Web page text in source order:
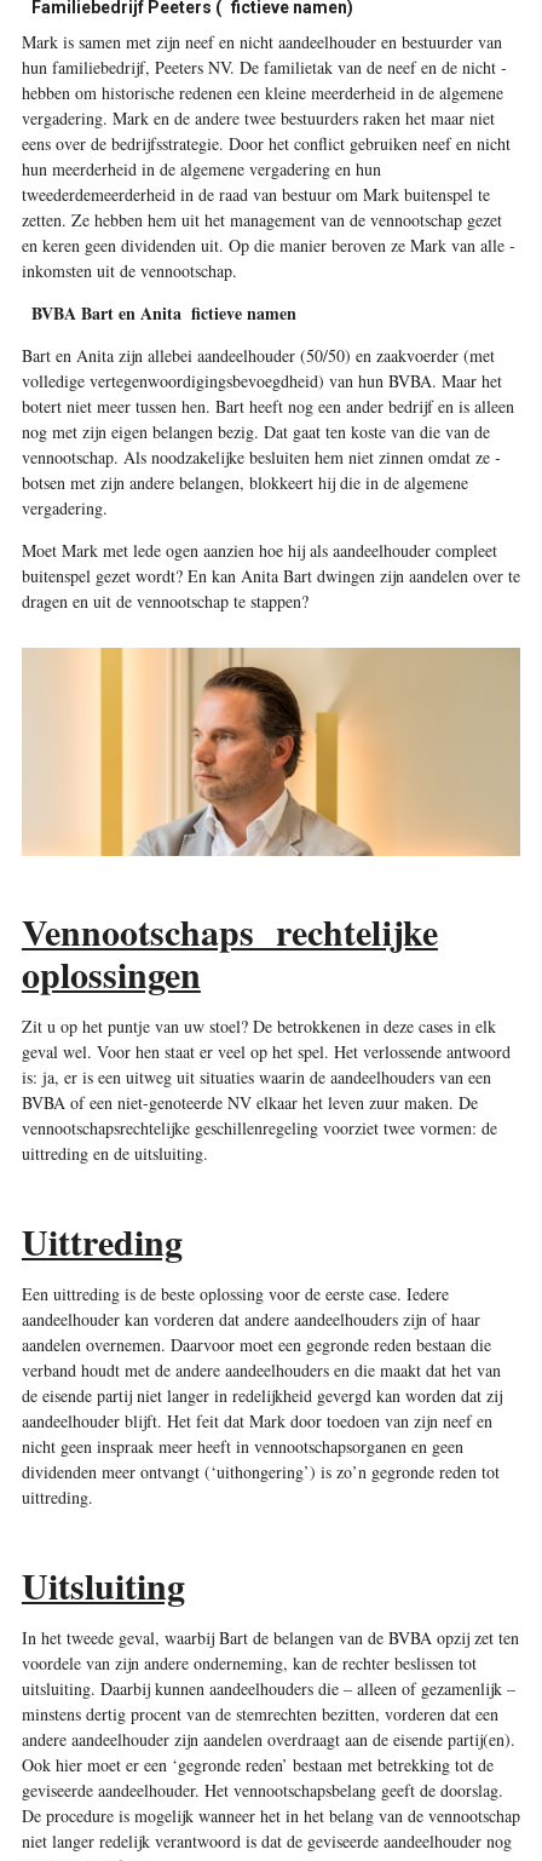
Familiebedrijf Peeters ( fictieve namen)
Mark is samen met zijn neef en nicht aandeelhouder en bestuurder van
hun familiebedrijf, Peeters NV. De familietak van de neef en de nicht ­
hebben om historische redenen een kleine meerderheid in de algemene
vergadering. Mark en de andere twee bestuurders raken het maar niet
eens over de bedrijfsstrategie. Door het conflict gebruiken neef en nicht
hun meerderheid in de algemene vergadering en hun
tweederdemeerderheid in de raad van bestuur om Mark buitenspel te
zetten. Ze hebben hem uit het management van de vennootschap gezet
en keren geen dividenden uit. Op die manier beroven ze Mark van alle ­
inkomsten uit de vennootschap.
BVBA Bart en Anita fictieve namen
Bart en Anita zijn allebei aandeelhouder (50/50) en zaakvoerder (met
volledige vertegenwoordigingsbevoegdheid) van hun BVBA. Maar het
botert niet meer tussen hen. Bart heeft nog een ander bedrijf en is alleen
nog met zijn eigen belangen bezig. Dat gaat ten koste van die van de
vennootschap. Als noodzakelijke besluiten hem niet zinnen omdat ze ­
botsen met zijn andere belangen, blokkeert hij die in de algemene
vergadering.
Moet Mark met lede ogen aanzien hoe hij als aandeelhouder compleet
buitenspel gezet wordt? En kan Anita Bart dwingen zijn ­aandelen over te
dragen en uit de ­vennootschap te stappen?
Vennootschaps rechtelijke
oplossingen
Zit u op het puntje van uw stoel? De betrokkenen in deze cases in elk
geval wel. Voor hen staat er veel op het spel. Het verlossende antwoord
is: ja, er is een uitweg uit ­situaties waarin de aandeelhouders van een
BVBA of een niet-genoteerde NV elkaar het leven zuur maken. De
vennootschapsrechtelijke geschillenregeling voorziet twee vormen: de
uittreding en de uitsluiting.
Uittreding
Een uittreding is de beste oplossing voor de eerste case. Iedere
aandeelhouder kan vorderen dat andere aandeelhouders zijn of haar
aandelen overnemen. Daarvoor moet een gegronde reden bestaan die
verband houdt met de andere aandeelhouders en die maakt dat het van
de eisende partij niet langer in redelijkheid gevergd kan worden dat zij
aandeelhouder blijft. Het feit dat Mark door toedoen van zijn neef en
nicht geen inspraak meer heeft in vennootschapsorganen en geen
dividenden meer ontvangt (‘uithongering’) is zo’n gegronde reden tot
uittreding.
Uitsluiting
In het tweede geval, waarbij Bart de belangen van de BVBA opzij zet ten
voordele van zijn andere onderneming, kan de rechter beslissen tot
uitsluiting. Daarbij kunnen aandeelhouders die – alleen of gezamenlijk –
minstens dertig procent van de stemrechten bezitten, vorderen dat een
andere aandeelhouder zijn aandelen overdraagt aan de eisende partij(en).
Ook hier moet er een ‘gegronde reden’ bestaan met betrekking tot de
geviseerde aandeelhouder. Het vennootschapsbelang geeft de doorslag.
De procedure is mogelijk wanneer het in het belang van de vennootschap
niet langer redelijk verantwoord is dat de geviseerde aandeelhouder nog